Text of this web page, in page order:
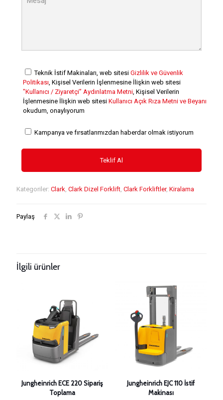
Teknik İstif Makinaları, web sitesi Gizlilik ve Güvenlik
Politikası, Kişisel Verilerin İşlenmesine İlişkin web sitesi
"Kullanıcı / Ziyaretçi” Aydınlatma Metni, Kişisel Verilerin
İşlenmesine İlişkin web sitesi Kullanıcı Açık Rıza Metni ve Beyanı
okudum, onaylıyorum
Kampanya ve fırsatlarımızdan haberdar olmak istiyorum
Kategoriler: Clark, Clark Dizel Forklift, Clark Forkliftler, Kiralama
Paylaş
İlgili ürünler
Jungheinrich ECE 220 Sipariş
Toplama
Jungheinrich EJC 110 İstif
Makinası